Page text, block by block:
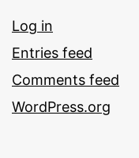
Log in
Entries feed
Comments feed
WordPress.org